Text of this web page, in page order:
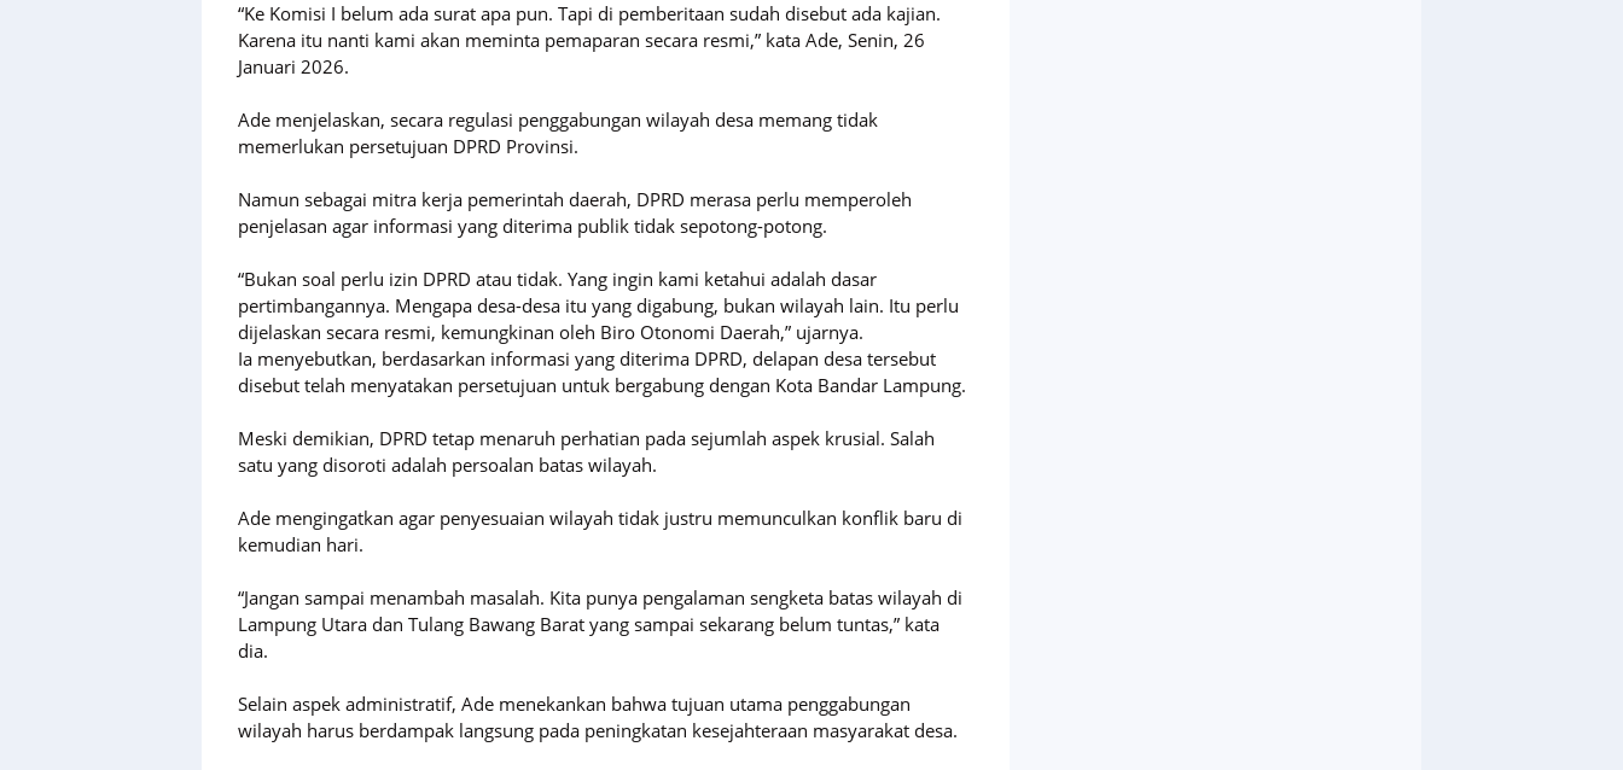
“Ke Komisi I belum ada surat apa pun. Tapi di pemberitaan sudah disebut ada kajian.
Karena itu nanti kami akan meminta pemaparan secara resmi,” kata Ade, Senin, 26
Januari 2026.
Ade menjelaskan, secara regulasi penggabungan wilayah desa memang tidak
memerlukan persetujuan DPRD Provinsi.
Namun sebagai mitra kerja pemerintah daerah, DPRD merasa perlu memperoleh
penjelasan agar informasi yang diterima publik tidak sepotong-potong.
“Bukan soal perlu izin DPRD atau tidak. Yang ingin kami ketahui adalah dasar
pertimbangannya. Mengapa desa-desa itu yang digabung, bukan wilayah lain. Itu perlu
dijelaskan secara resmi, kemungkinan oleh Biro Otonomi Daerah,” ujarnya.
Ia menyebutkan, berdasarkan informasi yang diterima DPRD, delapan desa tersebut
disebut telah menyatakan persetujuan untuk bergabung dengan Kota Bandar Lampung.
Meski demikian, DPRD tetap menaruh perhatian pada sejumlah aspek krusial. Salah
satu yang disoroti adalah persoalan batas wilayah.
Ade mengingatkan agar penyesuaian wilayah tidak justru memunculkan konflik baru di
kemudian hari.
“Jangan sampai menambah masalah. Kita punya pengalaman sengketa batas wilayah di
Lampung Utara dan Tulang Bawang Barat yang sampai sekarang belum tuntas,” kata
dia.
Selain aspek administratif, Ade menekankan bahwa tujuan utama penggabungan
wilayah harus berdampak langsung pada peningkatan kesejahteraan masyarakat desa.